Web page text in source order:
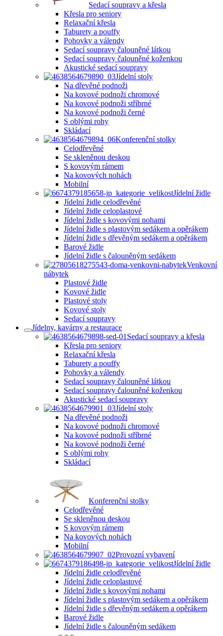
Sedací soupravy a křesla
Křesla pro seniory
Relaxační křesla
Taburety a pouffy
Pohovky a válendy
Sedací soupravy čalouněné látkou
Sedací soupravy čalouněné koženkou
Akustické sedací soupravy
Jídelní stoly
Na dřevěné podnoži
Na kovové podnoži chromové
Na kovové podnoži stříbrné
Na kovové podnoži černé
S oblými rohy
Skládací
Konferenční stolky
Celodřevěné
Se skleněnou deskou
S kovovým rámem
Na kovových nohách
Mobilní
Jídelní židle
Jídelní židle celodřevěné
Jídelní židle celoplastové
Jídelní židle s kovovými nohami
Jídelní židle s plastovým sedákem a opěrákem
Jídelní židle s dřevěným sedákem a opěrákem
Barové židle
Jídelní židle s čalouněným sedákem
Venkovní
nábytek
Plastové židle
Kovové židle
Plastové stoly
Kovové stoly
Sedací soupravy
Jídelny, kavárny a restaurace
Sedací soupravy a křesla
Křesla pro seniory
Relaxační křesla
Taburety a pouffy
Pohovky a válendy
Sedací soupravy čalouněné látkou
Sedací soupravy čalouněné koženkou
Akustické sedací soupravy
Jídelní stoly
Na dřevěné podnoži
Na kovové podnoži chromové
Na kovové podnoži stříbrné
Na kovové podnoži černé
S oblými rohy
Skládací
Konferenční stolky
Celodřevěné
Se skleněnou deskou
S kovovým rámem
Na kovových nohách
Mobilní
Provozní vybavení
Jídelní židle
Jídelní židle celodřevěné
Jídelní židle celoplastové
Jídelní židle s kovovými nohami
Jídelní židle s plastovým sedákem a opěrákem
Jídelní židle s dřevěným sedákem a opěrákem
Barové židle
Jídelní židle s čalouněným sedákem